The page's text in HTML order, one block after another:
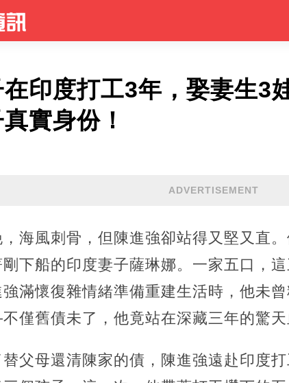
印度打工3年，娶妻生3
實身份！
ADVERTISEMENT
海風刺骨，但陳進強卻站得又堅又直
下船的印度妻子薩琳娜。一家五口，
滿懷復雜情緒準備重建生活時，他未
僅舊債未了，他竟站在深藏三年的驚天
父母還清陳家的債，陳進強遠赴印度